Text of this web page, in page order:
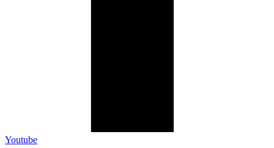
Youtube